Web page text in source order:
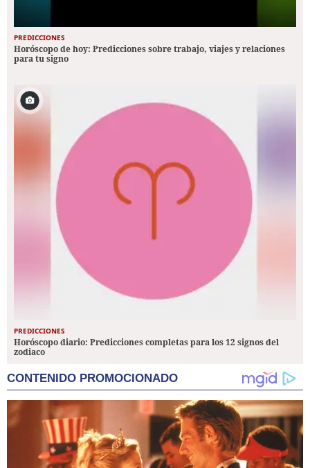
PREDICCIONES
Horóscopo de hoy: Predicciones sobre trabajo, viajes y relaciones
para tu signo
PREDICCIONES
Horóscopo diario: Predicciones completas para los 12 signos del
zodiaco
CONTENIDO PROMOCIONADO